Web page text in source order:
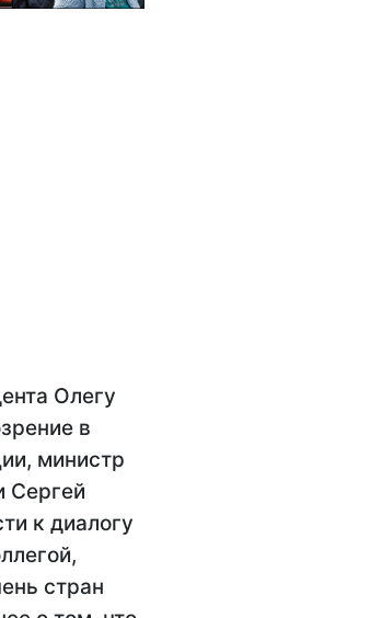
Олегу
в
министр
Сергей
к диалогу
стран